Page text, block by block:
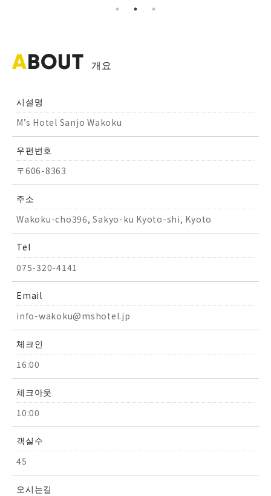
ABOUT 개요
시설명
M’s Hotel Sanjo Wakoku
우편번호
〒606-8363
주소
Wakoku-cho396, Sakyo-ku Kyoto-shi, Kyoto
Tel
075-320-4141
Email
info-wakoku@mshotel.jp
체크인
16:00
체크아웃
10:00
객실수
45
오시는길